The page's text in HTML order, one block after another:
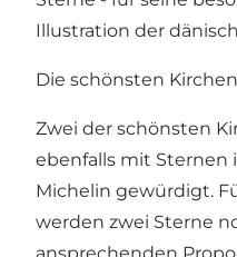
Illustration der
Die schönsten
Zwei der schönsten
ebenfalls mit Sternen
Michelin gewürdigt.
werden zwei Sterne